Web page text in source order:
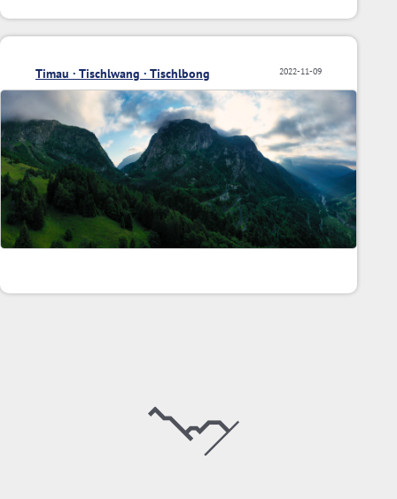
2022-11-09
Timau · Tischlwang · Tischlbong